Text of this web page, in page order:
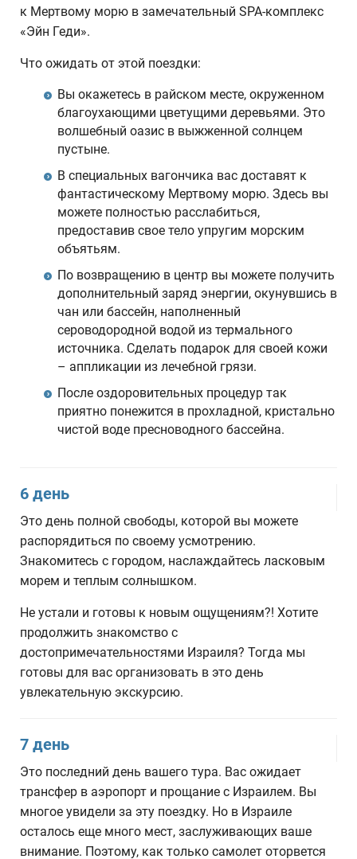
к Мертвому морю в замечательный SPA-комплекс
«Эйн Геди».
Что ожидать от этой поездки:
Вы окажетесь в райском месте, окруженном
благоухающими цветущими деревьями. Это
волшебный оазис в выжженной солнцем
пустыне.
В специальных вагончика вас доставят к
фантастическому Мертвому морю. Здесь вы
можете полностью расслабиться,
предоставив свое тело упругим морским
объятьям.
По возвращению в центр вы можете получить
дополнительный заряд энергии, окунувшись в
чан или бассейн, наполненный
сероводородной водой из термального
источника. Сделать подарок для своей кожи
– аппликации из лечебной грязи.
После оздоровительных процедур так
приятно понежится в прохладной, кристально
чистой воде пресноводного бассейна.
6 день
Это день полной свободы, которой вы можете
распорядиться по своему усмотрению.
Знакомитесь с городом, наслаждайтесь ласковым
морем и теплым солнышком.
Не устали и готовы к новым ощущениям?! Хотите
продолжить знакомство с
достопримечательностями Израиля? Тогда мы
готовы для вас организовать в это день
увлекательную экскурсию.
7 день
Это последний день вашего тура. Вас ожидает
трансфер в аэропорт и прощание с Израилем. Вы
многое увидели за эту поездку. Но в Израиле
осталось еще много мест, заслуживающих ваше
внимание. Поэтому, как только самолет оторвется